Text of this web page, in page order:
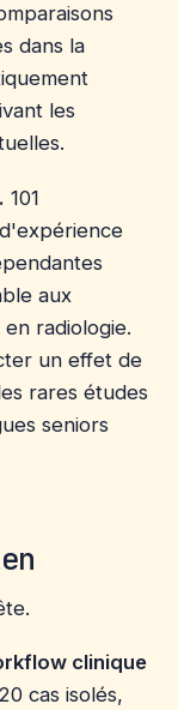
dans la
les
101
aux
radiologie.
un effet de
rares études
seniors
clinique
cas isolés,